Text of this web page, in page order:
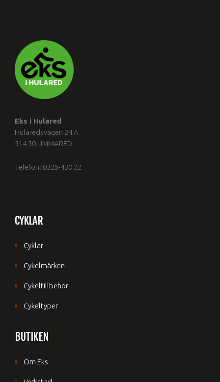
Eks i Hulared
Hularedsvägen 24 A
514 50 LIMMARED
Telefon: 0325-430 22
CYKLAR
Cyklar
Cykelmärken
Cykeltillbehör
Cykeltyper
BUTIKEN
Om Eks